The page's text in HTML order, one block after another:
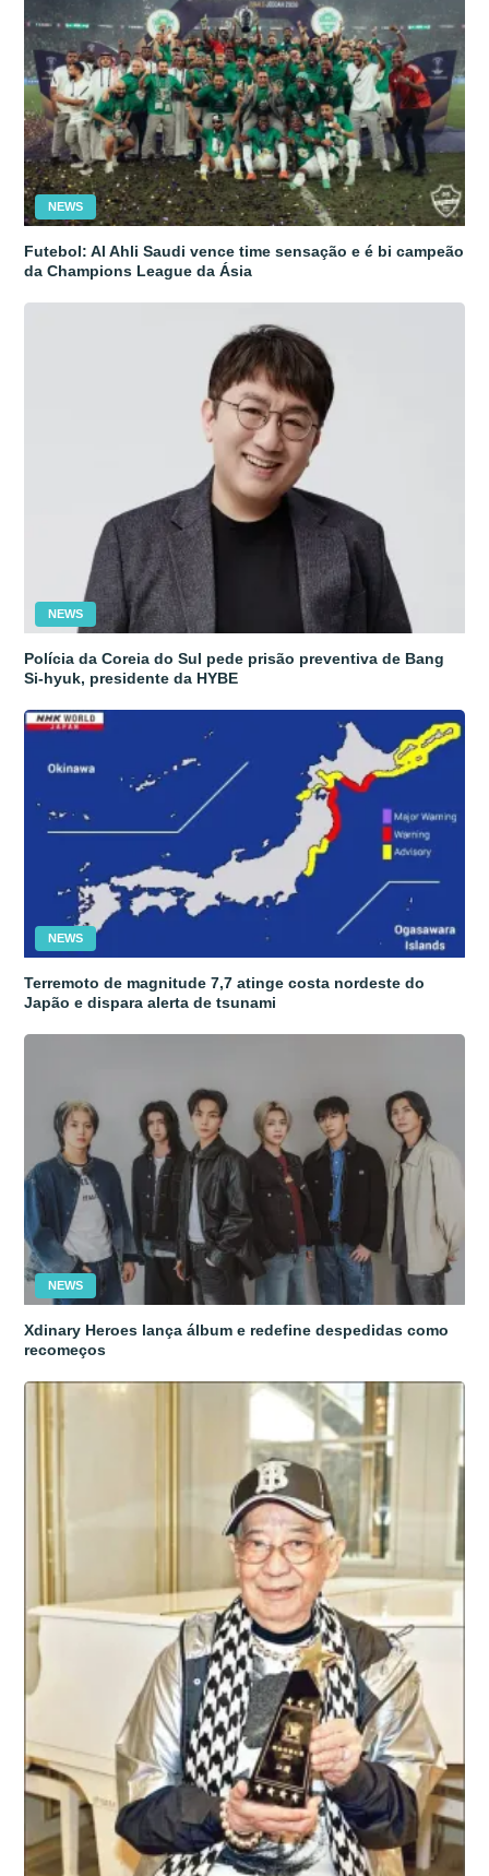
NEWS
Futebol: Al Ahli Saudi vence time sensação e é bi campeão
da Champions League da Ásia
NEWS
Polícia da Coreia do Sul pede prisão preventiva de Bang
Si-hyuk, presidente da HYBE
NEWS
Terremoto de magnitude 7,7 atinge costa nordeste do
Japão e dispara alerta de tsunami
NEWS
Xdinary Heroes lança álbum e redefine despedidas como
recomeços